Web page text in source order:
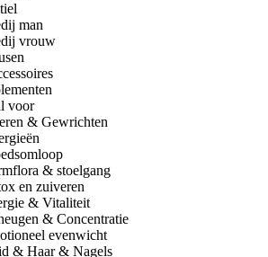
man
vrouw
voor
& Gewrichten
& stoelgang
en zuiveren
& Vitaliteit
& Concentratie
evenwicht
& Haar & Nagels